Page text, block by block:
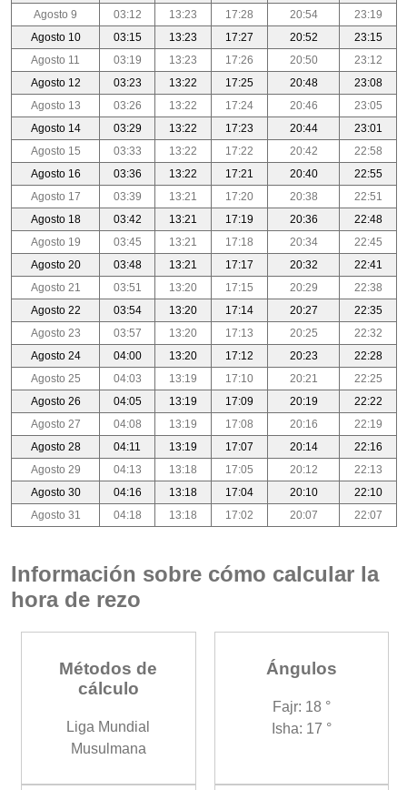
Agosto 9
03:12 13:23 17:28 20:54
23:19
Agosto 10
03:15 13:23 17:27 20:52
23:15
Agosto 11
03:19 13:23 17:26 20:50
23:12
Agosto 12
03:23 13:22 17:25 20:48
23:08
Agosto 13
03:26 13:22 17:24 20:46
23:05
Agosto 14
03:29 13:22 17:23 20:44
23:01
Agosto 15
03:33 13:22 17:22 20:42
22:58
Agosto 16
03:36 13:22 17:21 20:40
22:55
Agosto 17
03:39 13:21 17:20 20:38
22:51
Agosto 18
03:42 13:21 17:19 20:36
22:48
Agosto 19
03:45 13:21 17:18 20:34
22:45
Agosto 20
03:48 13:21 17:17 20:32
22:41
Agosto 21
03:51 13:20 17:15 20:29
22:38
Agosto 22
03:54 13:20 17:14 20:27
22:35
Agosto 23
03:57 13:20 17:13 20:25
22:32
Agosto 24
04:00 13:20 17:12 20:23
22:28
Agosto 25
04:03 13:19 17:10 20:21
22:25
Agosto 26
04:05 13:19 17:09 20:19
22:22
Agosto 27
04:08 13:19 17:08 20:16
22:19
Agosto 28
04:11 13:19 17:07 20:14
22:16
Agosto 29
04:13 13:18 17:05 20:12
22:13
Agosto 30
04:16 13:18 17:04 20:10
22:10
Agosto 31
04:18 13:18 17:02 20:07 22:07
Información sobre cómo calcular la
hora de rezo
Métodos de
cálculo
Liga Mundial
Musulmana
Ángulos
Fajr: 18 °
Isha: 17 °